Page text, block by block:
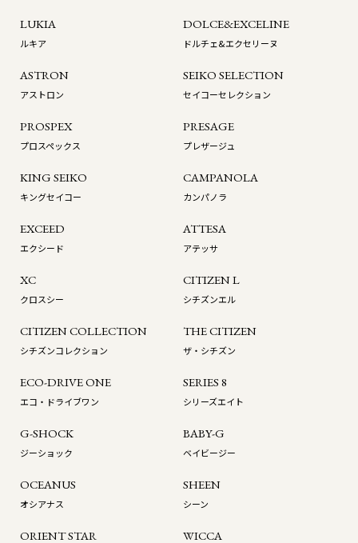
LUKIA
ルキア
DOLCE&EXCELINE
ドルチェ&エクセリーヌ
ASTRON
アストロン
SEIKO SELECTION
セイコーセレクション
PROSPEX
プロスペックス
PRESAGE
プレザージュ
KING SEIKO
キングセイコー
CAMPANOLA
カンパノラ
EXCEED
エクシード
ATTESA
アテッサ
XC
クロスシー
CITIZEN L
シチズンエル
CITIZEN COLLECTION
シチズンコレクション
THE CITIZEN
ザ・シチズン
ECO-DRIVE ONE
エコ・ドライブワン
SERIES 8
シリーズエイト
G-SHOCK
ジーショック
BABY-G
ベイビージー
OCEANUS
オシアナス
SHEEN
シーン
ORIENT STAR WICCA